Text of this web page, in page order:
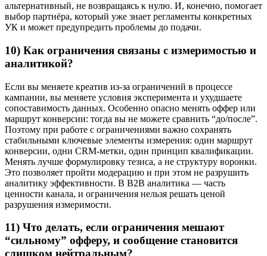
альтернативный, не возвращаясь к нулю. И, конечно, помогает
выбор партнёра, который уже знает регламенты конкретных
УК и может предупредить проблемы до подачи.
10) Как ограничения связаны с измеримостью и
аналитикой?
Если вы меняете креатив из-за ограничений в процессе
кампании, вы меняете условия эксперимента и ухудшаете
сопоставимость данных. Особенно опасно менять оффер или
маршрут конверсии: тогда вы не можете сравнить “до/после”.
Поэтому при работе с ограничениями важно сохранять
стабильными ключевые элементы измерения: один маршрут
конверсии, одни CRM-метки, один принцип квалификации.
Менять лучше формулировку тезиса, а не структуру воронки.
Это позволяет пройти модерацию и при этом не разрушить
аналитику эффективности. В B2B аналитика — часть
ценности канала, и ограничения нельзя решать ценой
разрушения измеримости.
11) Что делать, если ограничения мешают
“сильному” офферу, и сообщение становится